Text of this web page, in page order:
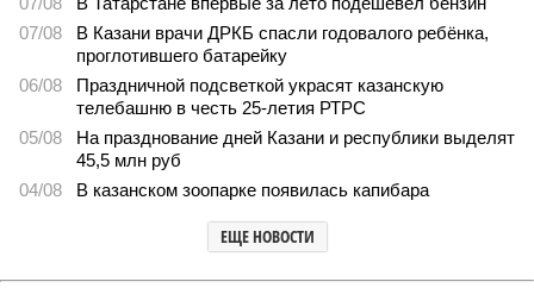
07/08
В Казани врачи ДРКБ спасли годовалого ребёнка,
проглотившего батарейку
06/08
Праздничной подсветкой украсят казанскую
телебашню в честь 25-летия РТРС
05/08
На празднование дней Казани и республики выделят
45,5 млн руб
04/08
В казанском зоопарке появилась капибара
ЕЩЕ НОВОСТИ